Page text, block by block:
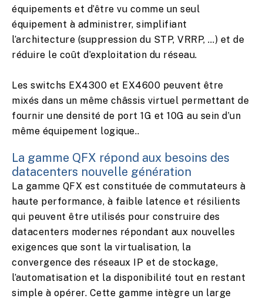
équipements et d’être vu comme un seul
équipement à administrer, simplifiant
l’architecture (suppression du STP, VRRP, …) et de
réduire le coût d’exploitation du réseau.
Les switchs EX4300 et EX4600 peuvent être
mixés dans un même châssis virtuel permettant de
fournir une densité de port 1G et 10G au sein d’un
même équipement logique..
La gamme QFX répond aux besoins des
datacenters nouvelle génération
La gamme QFX est constituée de commutateurs à
haute performance, à faible latence et résilients
qui peuvent être utilisés pour construire des
datacenters modernes répondant aux nouvelles
exigences que sont la virtualisation, la
convergence des réseaux IP et de stockage,
l’automatisation et la disponibilité tout en restant
simple à opérer. Cette gamme intègre un large